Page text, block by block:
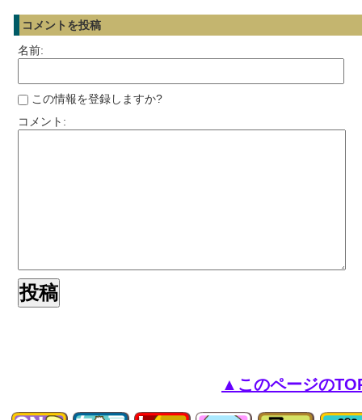
コメントを投稿
名前:
この情報を登録しますか?
コメント:
▲このページの